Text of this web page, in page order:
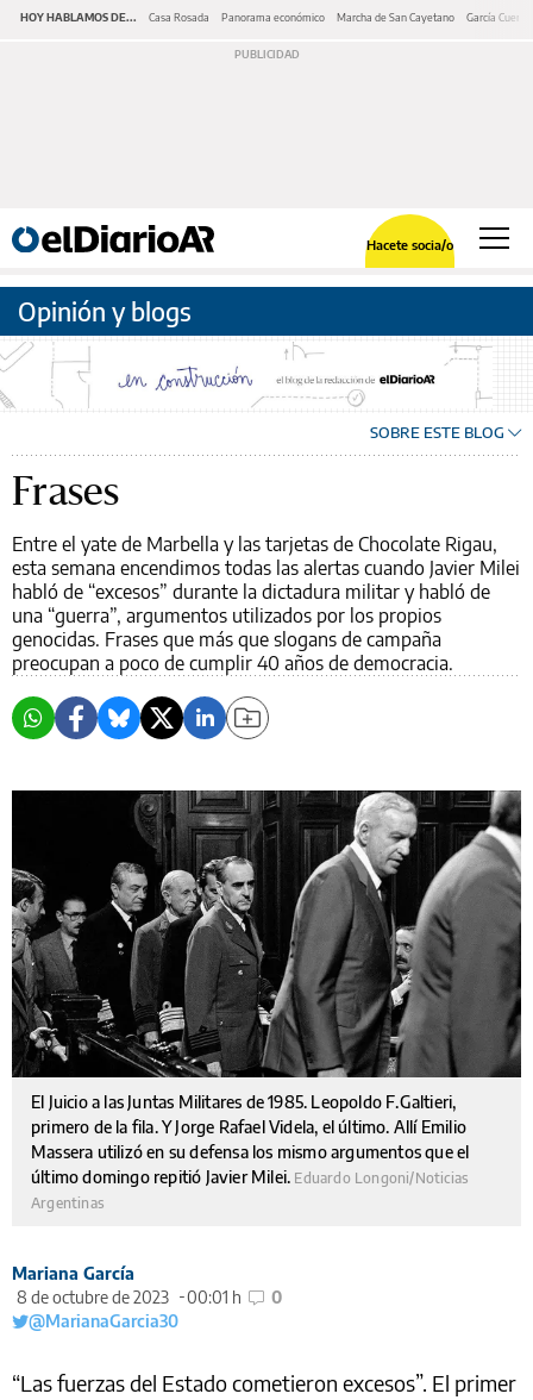
HOY HABLAMOS DE... Casa Rosada Panorama económico Marcha de San Cayetano García Cuerva
Hacete socia/o
Opinión y blogs
SOBRE ESTE BLOG
Frases
Entre el yate de Marbella y las tarjetas de Chocolate Rigau,
esta semana encendimos todas las alertas cuando Javier Milei
habló de “excesos” durante la dictadura militar y habló de
una “guerra”, argumentos utilizados por los propios
genocidas. Frases que más que slogans de campaña
preocupan a poco de cumplir 40 años de democracia.
El Juicio a las Juntas Militares de 1985. Leopoldo F.Galtieri,
primero de la fila. Y Jorge Rafael Videla, el último. Allí Emilio
Massera utilizó en su defensa los mismo argumentos que el
último domingo repitió Javier Milei. Eduardo Longoni/Noticias
Argentinas
Mariana García
8 de octubre de 2023
00:01 h
0
@MarianaGarcia30
“Las fuerzas del Estado cometieron excesos”. El primer